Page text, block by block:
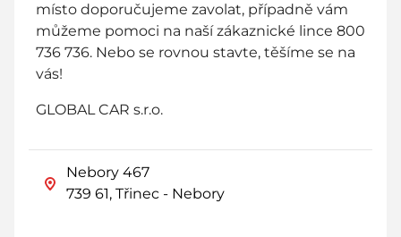
místo doporučujeme zavolat, případně vám
můžeme pomoci na naší zákaznické lince 800
736 736. Nebo se rovnou stavte, těšíme se na
vás!
GLOBAL CAR s.r.o.
Nebory 467
739 61, Třinec - Nebory